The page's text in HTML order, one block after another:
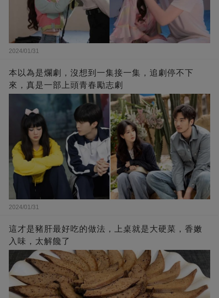
2024/01/31
本以為是爛劇，沒想到一集接一集，追劇停不下
來，真是一部上頭青春勵志劇
2024/01/31
這才是豬肝最好吃的做法，上桌就是大硬菜，香嫩
入味，太解饞了